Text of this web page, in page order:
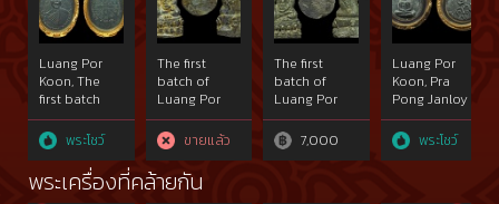
Luang Por
Koon, The
first batch
2512 B.E.
made of
copper,
created
10,000
พระโชว์
The first
batch of
Luang Por
Koons Phra
Kring under
Wat
Kogsawai in
B.E. 2515. This
ขายแล้ว
The first
batch of
Luang Por
Koons Phra
Kring under
Wat
7,000
Luang Por
Koon, Pra
Pong Janloy
2517 B.E. This
piece is
black and
พระโชว์
พระเครื่องที่คล้ายกัน